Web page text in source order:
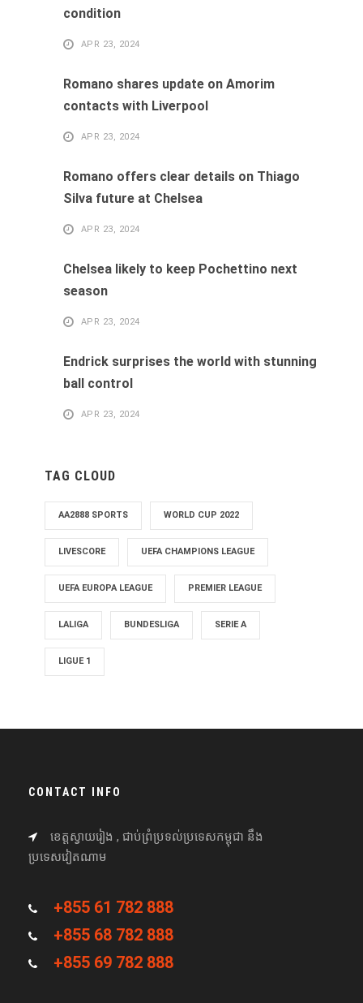
condition
APR 23, 2024
Romano shares update on Amorim
contacts with Liverpool
APR 23, 2024
Romano offers clear details on Thiago
Silva future at Chelsea
APR 23, 2024
Chelsea likely to keep Pochettino next
season
APR 23, 2024
Endrick surprises the world with stunning
ball control
APR 23, 2024
TAG CLOUD
AA2888 SPORTS WORLD CUP 2022
LIVESCORE UEFA CHAMPIONS LEAGUE
UEFA EUROPA LEAGUE PREMIER LEAGUE
LALIGA BUNDESLIGA SERIE A
LIGUE 1
CONTACT INFO
ខេត្តស្វាយរៀង , ជាប់ព្រំប្រទល់ប្រទេសកម្ពុជា នឹង
ប្រទេសវៀតណាម
+855 61 782 888
+855 68 782 888
+855 69 782 888